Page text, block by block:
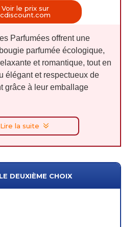
Voir le prix sur
cdiscount.com
Parfumées offrent une
parfumée écologique,
et romantique, tout en
élégant et respectueux de
grâce à leur emballage
Lire la suite
LE DEUXIÈME CHOIX